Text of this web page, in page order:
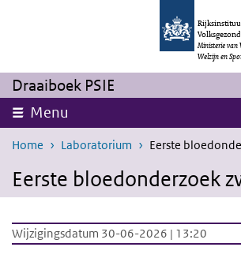
Overslaan en naar de inhoud gaan
Ministerie van
Welzijn en
Draaiboek PSIE
Menu
Home Laboratorium Eerste
Eerste bloedonderzoek
Wijzigingsdatum 30-06-2026 | 13:20